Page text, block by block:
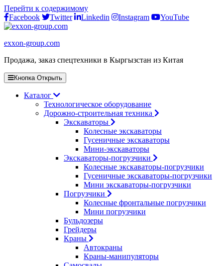
Перейти к содержимому
Facebook
Twitter Linkedin Instagram YouTube
exxon-group.com
Продажа, заказ спецтехники в Кыргызстан из Китая
Кнопка Открыть
Каталог
Технологическое оборудование
Дорожно-строительная техника
Экскаваторы
Колесные экскаваторы
Гусеничные экскаваторы
Мини-экскаваторы
Экскаваторы-погрузчики
Колесные экскаваторы-погрузчики
Гусеничные экскаваторы-погрузчики
Мини экскаваторы-погрузчики
Погрузчики
Колесные фронтальные погрузчики
Мини погрузчики
Бульдозеры
Грейдеры
Краны
Автокраны
Краны-манипуляторы